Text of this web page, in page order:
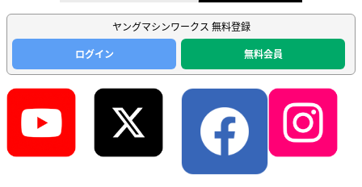
ヤングマシンワークス 無料登録
ログイン
無料会員